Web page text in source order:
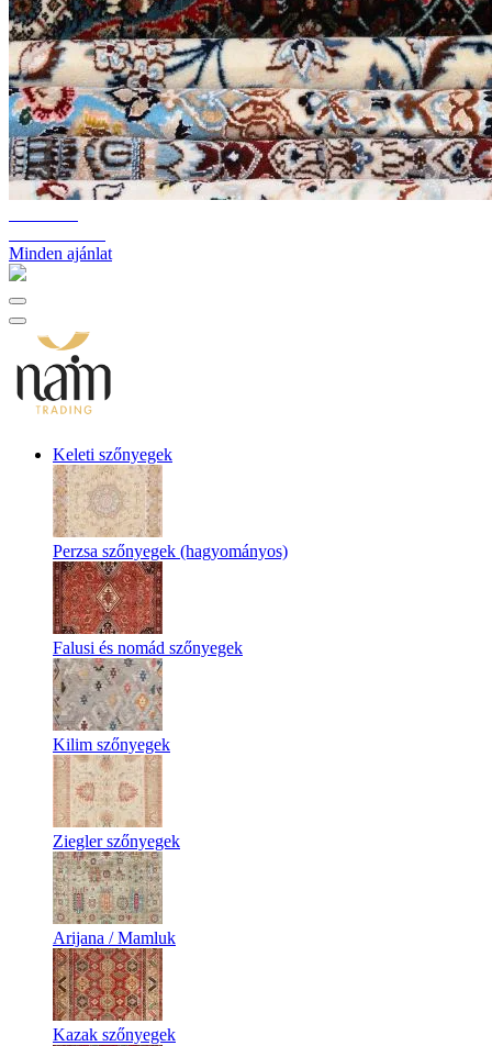
Minden ajánlat
Keleti szőnyegek
Perzsa szőnyegek (hagyományos)
Falusi és nomád szőnyegek
Kilim szőnyegek
Ziegler szőnyegek
Arijana / Mamluk
Kazak szőnyegek